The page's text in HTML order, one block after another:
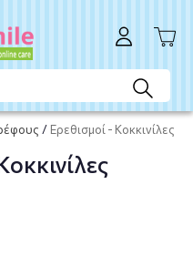
/ Ερεθισμοί - Κοκκινίλες